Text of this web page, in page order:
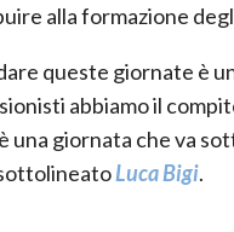
alla formazione
queste giornate è
abbiamo il
una giornata che va
Luca Bigi.